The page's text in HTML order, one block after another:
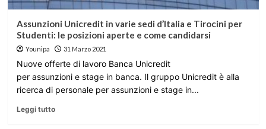
Assunzioni Unicredit in varie sedi d’Italia e Tirocini per
Studenti: le posizioni aperte e come candidarsi
Younipa 31 Marzo 2021
Nuove offerte di lavoro Banca Unicredit
per assunzioni e stage in banca. Il gruppo Unicredit è alla
ricerca di personale per assunzioni e stage in...
Leggi tutto